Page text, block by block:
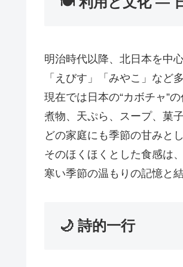
明治時代以降、北日本を中
「えびす」「みやこ」など
現在では日本の“カボチャ”の
煮物、天ぷら、スープ、菓子
どの家庭にも季節の甘みとし
そのほくほくとした食感は、
寒い季節の温もりの記憶と
🌙 詩的一行